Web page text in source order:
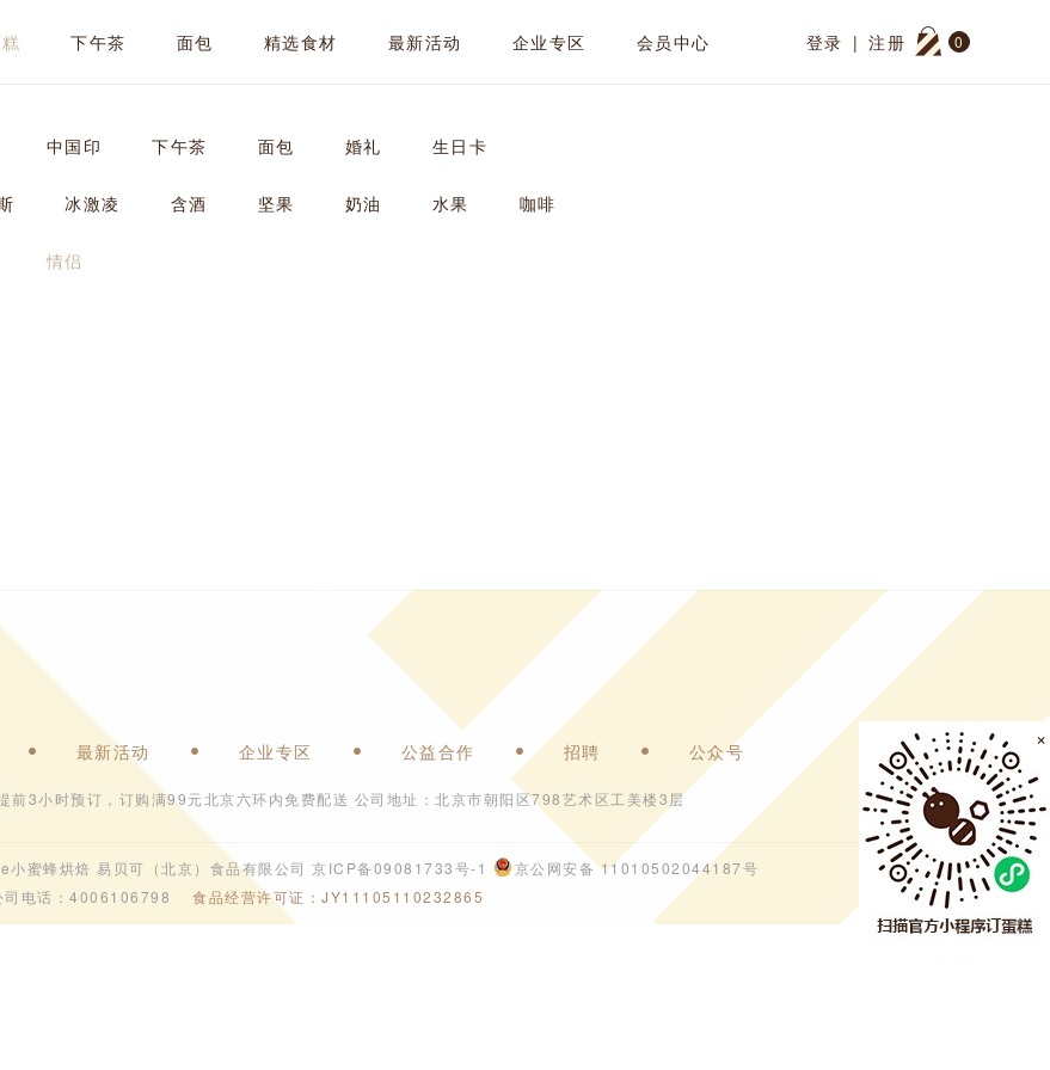
下午茶 面包 精选食材 最新活动 企业专区 会员中心 0
登录 | 注册
中国印 下午茶 面包 婚礼 生日卡
冰激凌 含酒 坚果 奶油 水果 咖啡
情侣
最新活动 企业专区 公益合作 招聘 公众号
前3小时预订，订购满99元北京六环内免费配送 公司地址：北京市朝阳区798艺术区工美楼3层
蜂烘焙 易贝可（北京）食品有限公司 京ICP备09081733号-1
京公网安备 11010502044187号
司电话：4006106798食品经营许可证：JY11105110232865
×